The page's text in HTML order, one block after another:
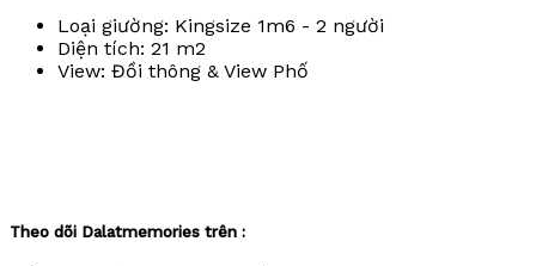
Loại giường: Kingsize 1m6 - 2 người
Diện tích: 21 m2
View: Đồi thông & View Phố
Theo dõi Dalatmemories trên :